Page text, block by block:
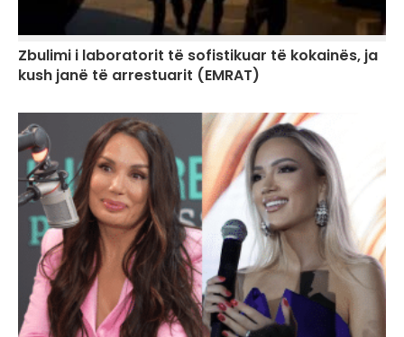
Zbulimi i laboratorit të sofistikuar të kokainës, ja
kush janë të arrestuarit (EMRAT)